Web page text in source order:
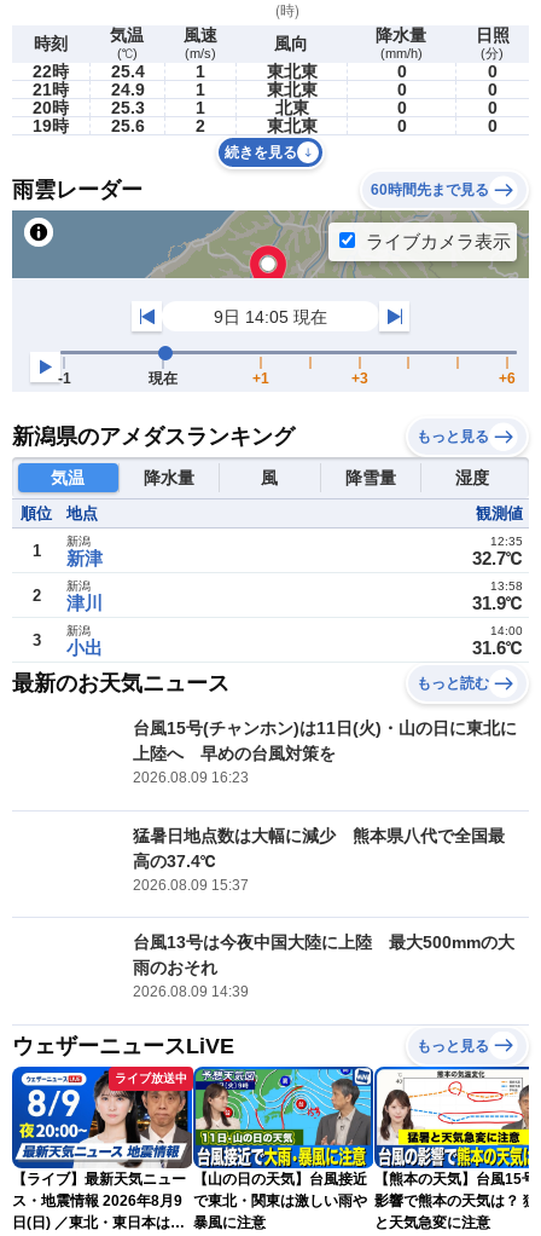
時刻 気温
(℃)
風速
(m/s) 風向 降水量
(mm/h)
日照
(分)
22時 25.4 1 東北東 0
0
21時
24.9 1 東北東 0
0
20時
25.3 1 北東 0
0
19時
25.6 2 東北東 0 0
続きを見る
雨雲レーダー 60時間先まで見る
新潟県のアメダスランキング もっと見る
気温 降水量 風 降雪量 湿度
順位 地点 観測値
1 新津
新潟
32.7℃
12:35
2 津川
新潟
31.9℃
13:58
3 小出
新潟
31.6℃
14:00
最新のお天気ニュース もっと読む
台風15号(チャンホン)は11日(火)・山の日に東北に
上陸へ 早めの台風対策を
2026.08.09 16:23
猛暑日地点数は大幅に減少 熊本県八代で全国最
高の37.4℃
2026.08.09 15:37
台風13号は今夜中国大陸に上陸 最大500mmの大
雨のおそれ
2026.08.09 14:39
ウェザーニュースLiVE もっと見る
ライブ放送中
【ライブ】最新天気ニュー
ス・地震情報 2026年8月9
日(日) ／東北・東日本は急
【山の日の天気】台風接近
で東北・関東は激しい雨や
暴風に注意
【熊本の天気】台風15号
影響で熊本の天気は？ 猛
と天気急変に注意